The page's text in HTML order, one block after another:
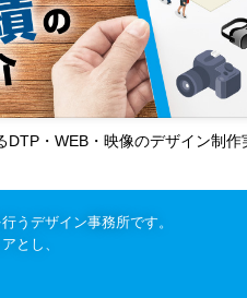
・WEB・映像のデザイン制作
うデザイン事務所です。
とし、